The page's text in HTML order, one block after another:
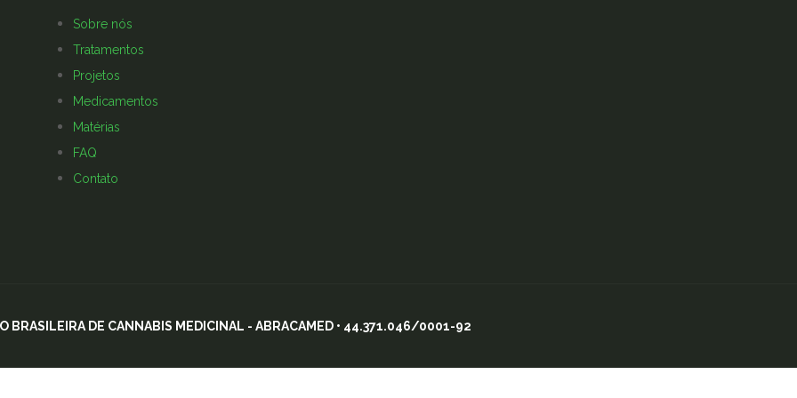
Sobre nós
Tratamentos
Projetos
Medicamentos
Matérias
FAQ
Contato
BRASILEIRA DE CANNABIS MEDICINAL - ABRACAMED • 44.371.046/0001-92